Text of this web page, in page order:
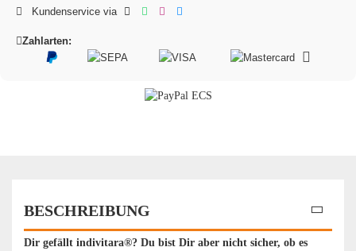
Kundenservice via
Zahlarten:
BESCHREIBUNG
Dir gefällt indivitara®? Du bist Dir aber nicht sicher, ob es